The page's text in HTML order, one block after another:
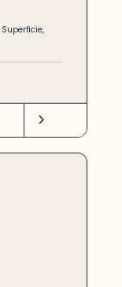
Superficie,